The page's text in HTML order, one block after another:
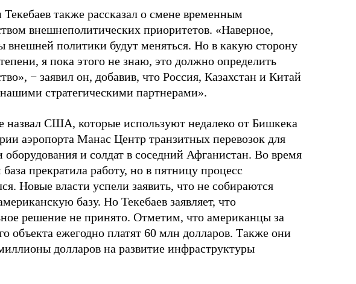
также рассказал о смене временным
внешнеполитических приоритетов. «Наверное,
внешней политики будут меняться. Но в какую сторону
я пока этого не знаю, это должно определить
− заявил он, добавив, что Россия, Казахстан и Китай
стратегическими партнерами».
назвал США, которые используют недалеко от Бишкека
аэропорта Манас Центр транзитных перевозок для
оборудования и солдат в соседний Афганистан. Во время
прекратила работу, но в пятницу процесс
Новые власти успели заявить, что не собираются
базу. Но Текебаев заявляет, что
решение не принято. Отметим, что американцы за
объекта ежегодно платят 60 млн долларов. Также они
долларов на развитие инфраструктуры